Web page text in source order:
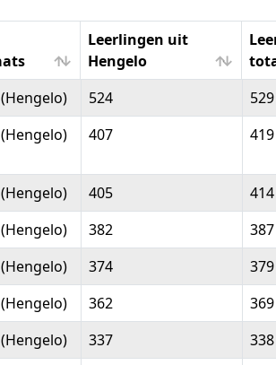
Leerlingen uit
Hengelo
Leerlingen uit
Hengelo
524 529
407 419
405 414
382 387
374 379
362 369
337 338